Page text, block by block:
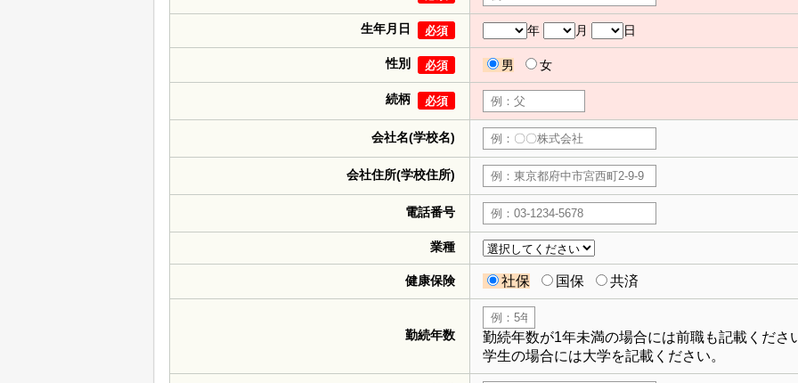
生年月日 必須 年 月 日
性別 必須 男 女
続柄 必須
会社名(学校名)
会社住所(学校住所)
電話番号
業種
健康保険 社保 国保 共済
勤続年数
勤続年数が1年未満の場合には前職も記載くださ
学生の場合には大学を記載ください。